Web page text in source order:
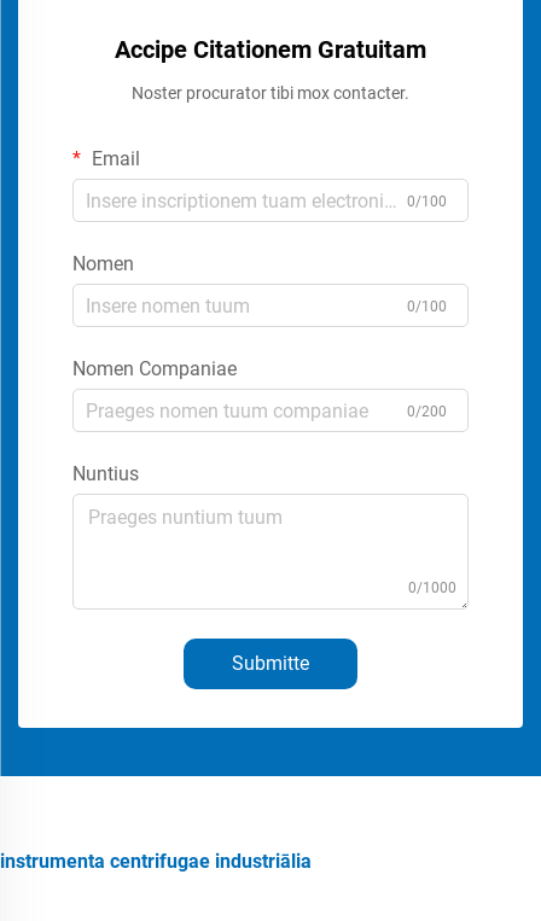
Accipe Citationem Gratuitam
Noster procurator tibi mox contacter.
Email
0/100
Nomen
0/100
Nomen Companiae
0/200
Nuntius
0/1000
Submitte
instrumenta centrifugae industriālia